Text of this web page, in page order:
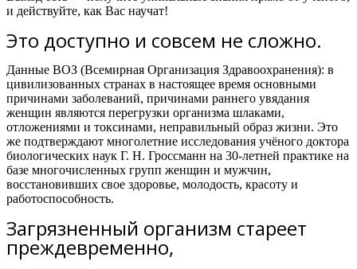
и действуйте, как Вас научат!
Это доступно и совсем не сложно.
Данные ВОЗ (Всемирная Организация Здравоохранения): в
цивилизованных странах в настоящее время основными
причинами заболеваний, причинами раннего увядания
женщин являются перегрузки организма шлаками,
отложениями и токсинами, неправильный образ жизни. Это
же подтверждают многолетние исследования учёного доктора
биологических наук Г. Н. Гроссманн на 30-летней практике на
базе многочисленных групп женщин и мужчин,
восстановивших свое здоровье, молодость, красоту и
работоспособность.
Загрязненный организм стареет
преждевременно,